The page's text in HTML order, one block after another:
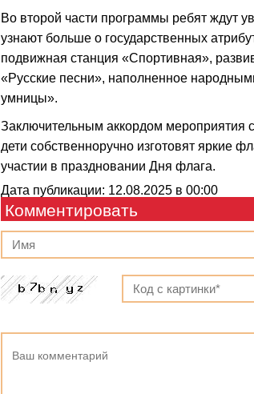
Во второй части программы ребят ждут
узнают больше о государственных
подвижная станция «Спортивная»,
«Русские песни», наполненное
умницы».
Заключительным аккордом мероприятия
дети собственноручно изготовят яркие
участии в праздновании Дня флага.
Дата публикации: 12.08.2025 в 00:00
Комментировать